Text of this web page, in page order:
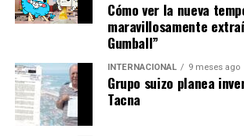
El futuro de la innovación tecnológica
Latina depende en gran medida de la
el sector público y privado. “Es crucial
apoyen a las startups con políticas que
innovación y la inversión”, sugiere
economista del BID.
Cómo ver la nueva
maravillosamente
Gumball”
INTERNACIONAL 9 meses ago
Grupo suizo planea
Tacna